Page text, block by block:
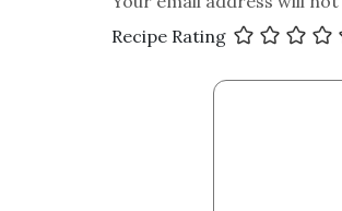
Recipe Rating